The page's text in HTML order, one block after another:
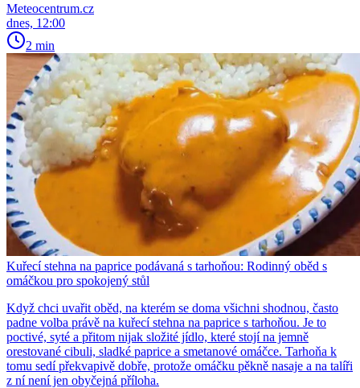
Meteocentrum.cz
dnes, 12:00
2 min
Kuřecí stehna na paprice podávaná s tarhoňou: Rodinný oběd s
omáčkou pro spokojený stůl
Když chci uvařit oběd, na kterém se doma všichni shodnou, často
padne volba právě na kuřecí stehna na paprice s tarhoňou. Je to
poctivé, syté a přitom nijak složité jídlo, které stojí na jemně
orestované cibuli, sladké paprice a smetanové omáčce. Tarhoňa k
tomu sedí překvapivě dobře, protože omáčku pěkně nasaje a na talíři
z ní není jen obyčejná příloha.